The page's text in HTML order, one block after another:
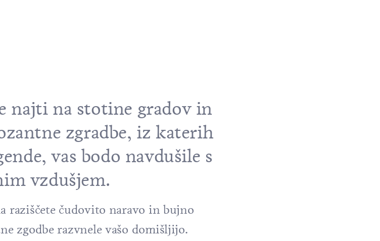
najti na stotine gradov in
zgradbe, iz katerih
vas bodo navdušile s
vzdušjem.
raziščete čudovito naravo in bujno
zgodbe razvnele vašo domišljijo.